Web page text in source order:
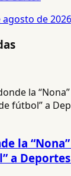
agosto de
la
a